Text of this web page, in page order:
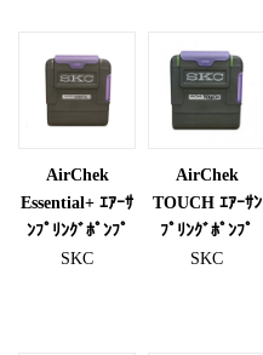
AirChek
Essential+ ｴｱｰｻ
ﾝﾌﾟﾘﾝｸﾞﾎﾟﾝﾌﾟ
SKC
AirChek
TOUCH ｴｱｰｻﾝ
ﾌﾟﾘﾝｸﾞﾎﾟﾝﾌﾟ
SKC